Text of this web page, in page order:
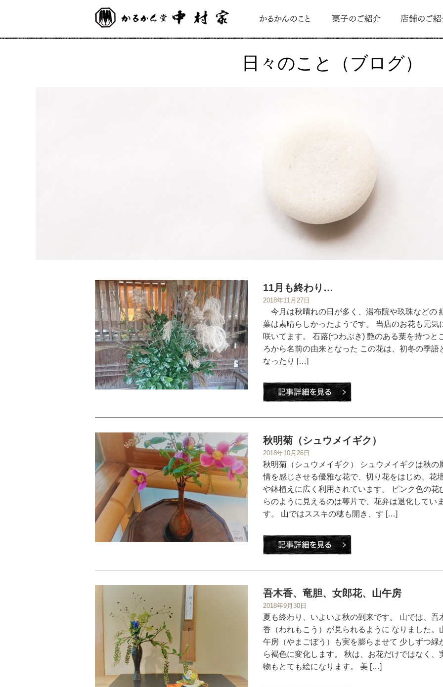
日々のこと（ブログ）
11月も終わり…
2018年11月27日
今月は秋晴れの日が多く、湯布院や玖珠などの
葉は素晴らしかったようです。 当店のお花も元気
咲いてます。 石蕗(つわぶき) 艶のある葉を持つと
ろから名前の由来となった この花は、初冬の季語
なったり […]
秋明菊（シュウメイギク）
2018年10月26日
秋明菊（シュウメイギク） シュウメイギクは秋の
情を感じさせる優雅な花で、切り花をはじめ、花
や鉢植えに広く利用されています。 ピンク色の花
らのように見えるのは萼片で、花弁は退化していま
す。 山ではススキの穂も開き、す […]
吾木香、竜胆、女郎花、山午房
2018年9月30日
夏も終わり、いよいよ秋の到来です。 山では、吾
香（われもこう）が見られるように なりました。
午房（やまごぼう）も実を膨らませて 少しずつ緑
ら褐色に変化します。 秋は、お花だけではなく、
物もとても絵になります。 美 […]